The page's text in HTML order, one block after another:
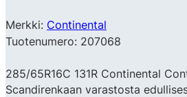
Merkki: Continental
Tuotenumero: 207068
285/65R16C 131R Continental
Scandirenkaan varastosta